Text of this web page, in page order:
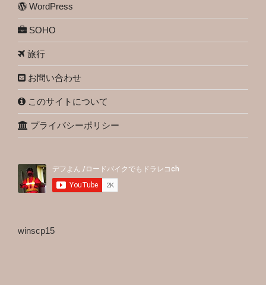
WordPress
SOHO
旅行
お問い合わせ
このサイトについて
プライバシーポリシー
winscp15